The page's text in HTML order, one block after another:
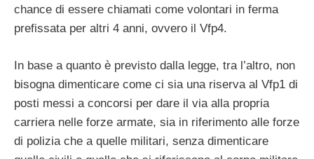
chance di essere chiamati come volontari in ferma
prefissata per altri 4 anni, ovvero il Vfp4.
In base a quanto è previsto dalla legge, tra l’altro, non
bisogna dimenticare come ci sia una riserva al Vfp1 di
posti messi a concorsi per dare il via alla propria
carriera nelle forze armate, sia in riferimento alle forze
di polizia che a quelle militari, senza dimenticare